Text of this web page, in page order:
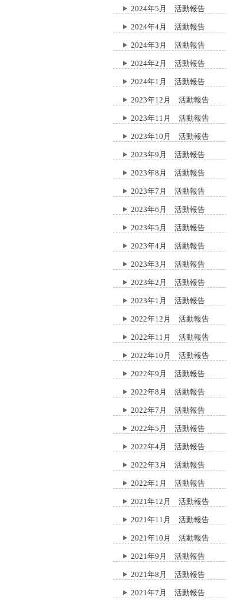
2024年5月 活動報告
2024年4月 活動報告
2024年3月 活動報告
2024年2月 活動報告
2024年1月 活動報告
2023年12月 活動報告
2023年11月 活動報告
2023年10月 活動報告
2023年9月 活動報告
2023年8月 活動報告
2023年7月 活動報告
2023年6月 活動報告
2023年5月 活動報告
2023年4月 活動報告
2023年3月 活動報告
2023年2月 活動報告
2023年1月 活動報告
2022年12月 活動報告
2022年11月 活動報告
2022年10月 活動報告
2022年9月 活動報告
2022年8月 活動報告
2022年7月 活動報告
2022年5月 活動報告
2022年4月 活動報告
2022年3月 活動報告
2022年1月 活動報告
2021年12月 活動報告
2021年11月 活動報告
2021年10月 活動報告
2021年9月 活動報告
2021年8月 活動報告
2021年7月 活動報告